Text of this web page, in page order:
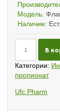
Модель:
Наличие:
Тестостерон
пропионат
Ufc
В
Категории:
пропионат
Ufc Pharm